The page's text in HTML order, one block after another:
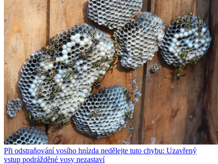
Při odstraňování vosího hnízda nedělejte tuto chybu: Uzavřený
vstup podrážděné vosy nezastaví